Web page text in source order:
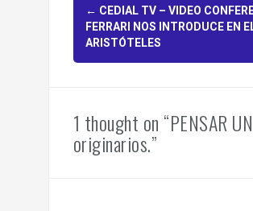
P
o
t
n
← CEDIAL TV – VIDEO
FERRARI NOS INTRODUCE EN
ARISTÓTELES
1 thought on “PENSAR
originarios.”